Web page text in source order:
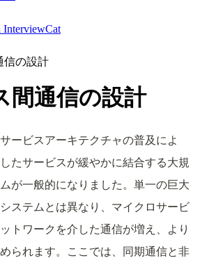
InterviewCat
信の設計
間通信の設計
ービスアーキテクチャの普及によ
たサービスが緩やかに結合する大規
が一般的になりました。単一の巨大
ステムとは異なり、マイクロサービ
トワークを介した通信が増え、より
られます。ここでは、同期通信と非